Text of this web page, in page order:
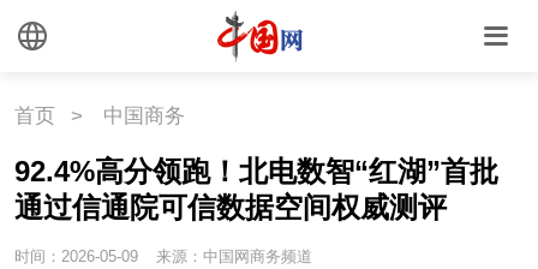
首页 > 中国商务
92.4%高分领跑！北电数智“红湖”首批
通过信通院可信数据空间权威测评
时间：2026-05-09 来源：中国网商务频道